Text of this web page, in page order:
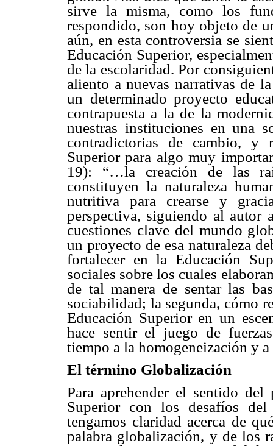
sirve la misma, como los
respondido, son hoy objeto de
aún, en esta controversia se
Educación Superior,
de la escolaridad. Por
aliento a nuevas narrativas de
un determinado proyecto
contrapuesta a la de la
nuestras instituciones en una
contradictorias de cambio,
Superior para algo muy
19): “…la creación de las
constituyen la naturaleza
nutritiva para crearse y
perspectiva, siguiendo al autor
cuestiones clave del mundo
un proyecto de esa naturaleza
fortalecer en la Educación
sociales sobre los cuales
de tal manera de sentar las
sociabilidad; la segunda, cómo
Educación Superior en un
hace sentir el juego de
tiempo a la homogeneización y
El término Globalización
Para aprehender el sentido
Superior con los desafíos del
tengamos claridad acerca de
palabra globalización, y de los